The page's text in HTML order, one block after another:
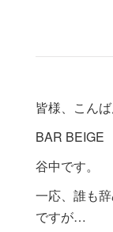
皆様、こんば
BAR BEIGE
谷中です。
一応、誰も
ですが…